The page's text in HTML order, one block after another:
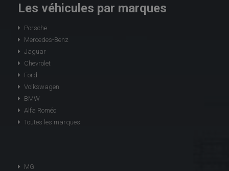
Les véhicules par marques
Porsche
Mercedes-Benz
Jaguar
Chevrolet
Ford
Volkswagen
BMW
Alfa Roméo
Toutes les marques
MG